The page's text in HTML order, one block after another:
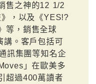
售之神的12 1/2
，以及《YES!?
等，銷售全球
講。客戶包括可
訊集團等知名企
」在歐美多
超過400萬讀者